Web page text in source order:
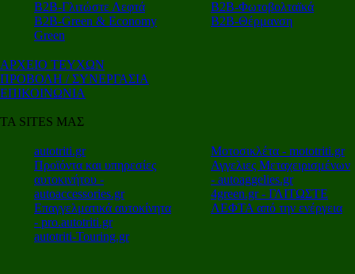
Β2Β-Γλιτώστε Λεφτά
Β2Β-Green & Economy
Green
Β2Β-Φωτοβολταϊκά
Β2Β-Θέρμανση
ΑΡΧΕΙΟ ΤΕΥΧΩΝ
ΠΡΟΒΟΛΗ / ΣΥΝΕΡΓΑΣΙΑ
ΕΠΙΚΟΙΝΩΝΙΑ
ΤΑ SITES ΜΑΣ
autotriti.gr
Προϊόντα και υπηρεσίες
αυτοκινήτου -
autoaccessories.gr
Επαγγελματικά αυτοκίνητα
- pro.autotriti.gr
autotriti-Touring.gr
Μοτοσικλέτα - mototriti.gr
Αγγελιες Μεταχειρισμένων
- autoaggelies.gr
4green.gr - ΓΛΙΤΩΣΤΕ
ΛΕΦΤΑ από την ενέργεια